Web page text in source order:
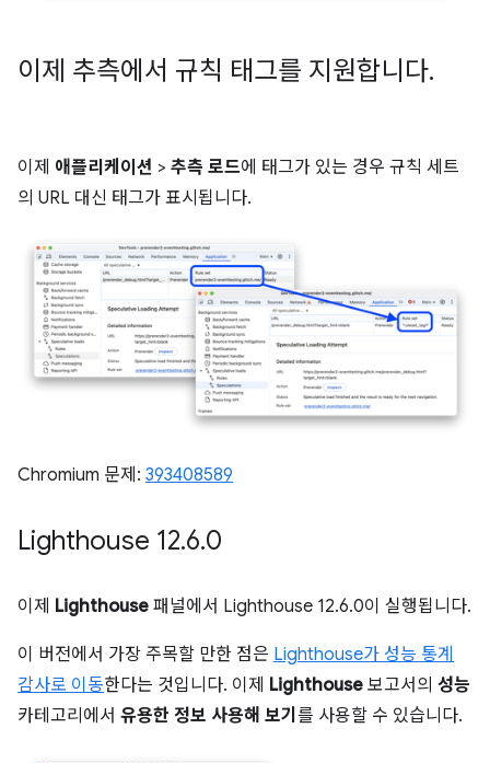
이제 추측에서 규칙 태그를 지원합니다.
이제 애플리케이션 > 추측 로드에 태그가 있는 경우 규칙 세트
의 URL 대신 태그가 표시됩니다.
Chromium 문제: 393408589
Lighthouse 12.6.0
이제 Lighthouse 패널에서 Lighthouse 12.6.0이 실행됩니다.
이 버전에서 가장 주목할 만한 점은 Lighthouse가 성능 통계
감사로 이동한다는 것입니다. 이제 Lighthouse 보고서의 성능
카테고리에서 유용한 정보 사용해 보기 를 사용할 수 있습니다.